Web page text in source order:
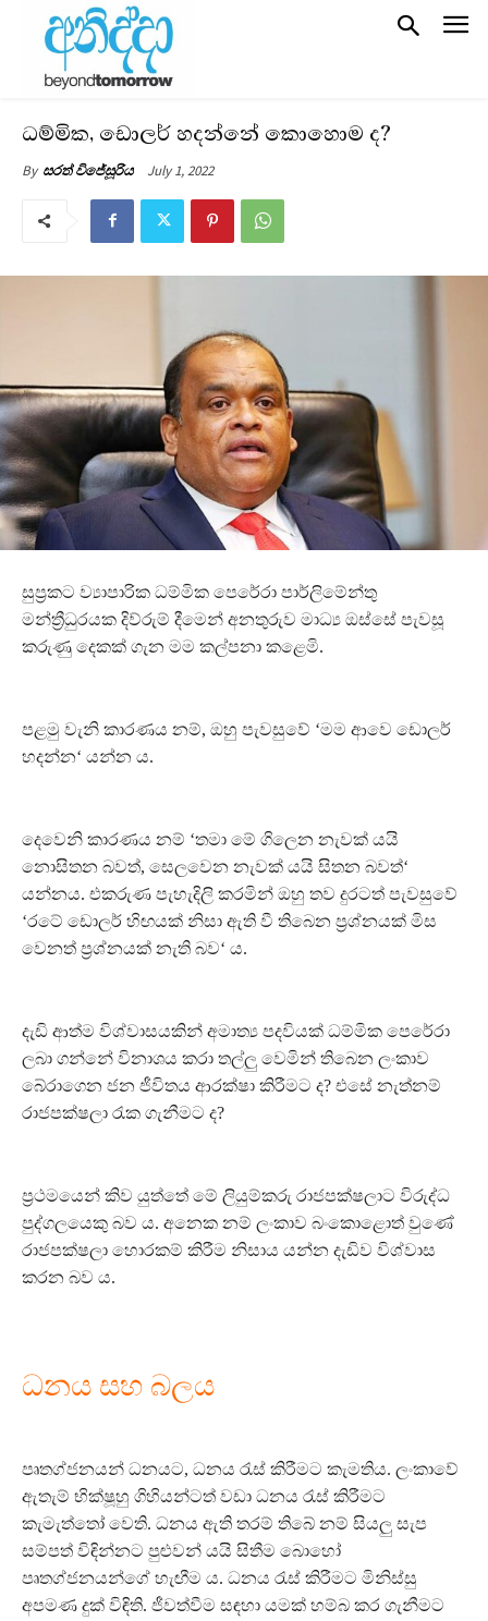
ධම්මික, ඩොලර් හදන්නේ කොහොම ද?
By සරත් විජේසූරිය July 1, 2022
සුප්‍රකට ව්‍යාපාරික ධම්මික පෙරේරා පාර්ලිමේන්තු
මන්ත්‍රීධුරයක දිව්රුම් දීමෙන් අනතුරුව මාධ්‍ය ඔස්සේ පැවසූ
කරුණු දෙකක් ගැන මම කල්පනා කළෙමි.
පළමු වැනි කාරණය නම්, ඔහු පැවසුවේ ‘මම ආවෙ ඩොලර්
හදන්න‘ යන්න ය.
දෙවෙනි කාරණය නම් ‘තමා මේ ගිලෙන නැවක් යයි
නොසිතන බවත්, සෙලවෙන නැවක් යයි සිතන බවත්‘
යන්නය. එකරුණ පැහැදිලි කරමින් ඔහු තව දුරටත් පැවසුවේ
‘රටේ ඩොලර් හිඟයක් නිසා ඇති වී තිබෙන ප්‍රශ්නයක් මිස
වෙනත් ප්‍රශ්නයක් නැති බව‘ ය.
දැඩි ආත්ම විශ්වාසයකින් අමාත්‍ය පදවියක් ධම්මික පෙරේරා
ලබා ගන්නේ විනාශය කරා තල්ලු වෙමින් තිබෙන ලංකාව
බේරාගෙන ජන ජීවිතය ආරක්ෂා කිරීමට ද? එසේ නැත්නම්
රාජපක්ෂලා රැක ගැනීමට ද?
ප්‍රථමයෙන් කිව යුත්තේ මේ ලියුම්කරු රාජපක්ෂලාට විරුද්ධ
පුද්ගලයෙකු බව ය. අනෙක නම් ලංකාව බංකොළොත් වුණේ
රාජපක්ෂලා හොරකම් කිරීම නිසාය යන්න දැඩිව විශ්වාස
කරන බව ය.
ධනය සහ බලය
පෘතග්ජනයන් ධනයට, ධනය රැස් කිරීමට කැමතිය. ලංකාවේ
ඇතැම් භික්ෂූහු ගිහියන්ටත් වඩා ධනය රැස් කිරීමට
කැමැත්තෝ වෙති. ධනය ඇති තරම් තිබේ නම් සියලු සැප
සම්පත් විඳින්නට පුළුවන් යයි සිතීම බොහෝ
පෘතග්ජනයන්ගේ හැඟීම ය. ධනය රැස් කිරීමට මිනිස්සු
අපමණ දුක් විඳිති. ජීවත්වීම සඳහා යමක් හම්බ කර ගැනීමට